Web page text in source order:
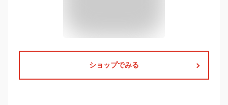
ショップでみる